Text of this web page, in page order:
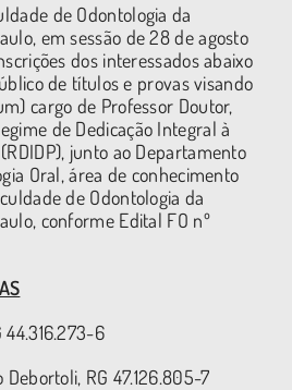
de Odontologia da
em sessão de 28 de agosto
dos interessados abaixo
de títulos e provas visando
cargo de Professor Doutor,
de Dedicação Integral à
junto ao Departamento
Oral, área de conhecimento
de Odontologia da
conforme Edital FO nº
44.316.273-6
RG 47.126.805-7